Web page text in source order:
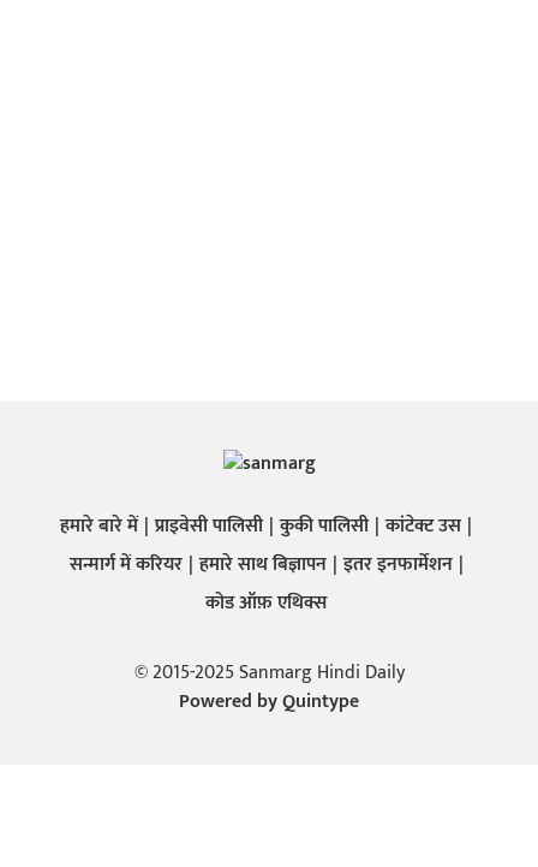
हमारे बारे में प्राइवेसी पालिसी कुकी पालिसी कांटेक्ट उस
सन्मार्ग में करियर हमारे साथ बिज्ञापन इतर इनफार्मेशन
कोड ऑफ़ एथिक्स
© 2015-2025 Sanmarg Hindi Daily
Powered byQuintype